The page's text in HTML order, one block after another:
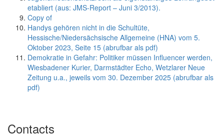
etabliert (aus: JMS-Report – Juni 3/2013).
Copy of
Handys gehören nicht in die Schultüte,
Hessische/Niedersächsische Allgemeine (HNA) vom 5.
Oktober 2023, Seite 15 (abrufbar als pdf)
Demokratie in Gefahr: Politiker müssen Influencer werden,
Wiesbadener Kurier, Darmstädter Echo, Wetzlarer Neue
Zeitung u.a., jeweils vom 30. Dezember 2025 (abrufbar als
pdf)
Contacts